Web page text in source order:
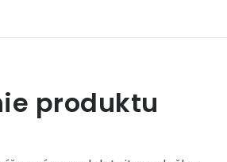
produktu